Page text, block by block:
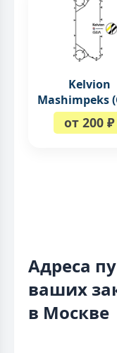
Kelvion
Mashimpeks
от 200 ₽
Адреса
ваших
в Москве